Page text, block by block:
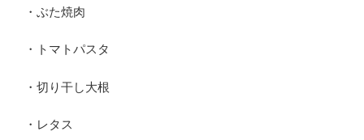
・ぶた焼肉
・トマトパスタ
・切り干し大根
・レタス